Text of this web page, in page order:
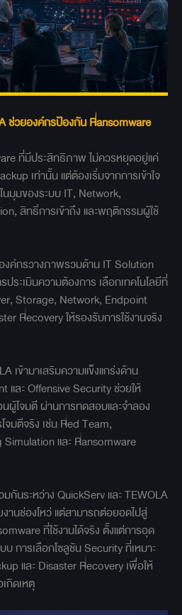
ช่วยองค์กรป้องกัน Ransomware
ที่มีประสิทธิภาพ ไม่ควรหยุดอยู่แค่
เท่านั้น แต่ต้องเริ่มจากการเข้าใจ
นมุมของระบบ IT, Network,
สิทธิ์การเข้าถึง และพฤติกรรมผู้ใช้
กรวางภาพรวมด้าน IT Solution
ระเมินความต้องการ เลือกเทคโนโลยีที่
Storage, Network, Endpoint
Recovery ให้รองรับการใช้งานจริง
ข้ามาเสริมความแข็งแกร่งด้าน
และ Offensive Security ช่วยให้
ผู้โจมตี ผ่านการทดสอบและจำลอง
มตีจริง เช่น Red Team,
และ Ransomware
นระหว่าง QuickServ และ TEWOLA
านช่องโหว่ แต่สามารถต่อยอดไปสู่
ที่ใช้งานได้จริง ตั้งแต่การอุด
บ การเลือกโซลูชัน Security ที่เหมาะ
และ Disaster Recovery เพื่อให้
กิดเหตุ